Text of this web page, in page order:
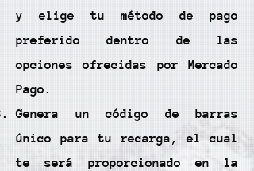
y elige tu método de pago
preferido dentro de las
opciones ofrecidas por Mercado
Pago.
Genera un código de barras
único para tu recarga, el cual
te será proporcionado en la